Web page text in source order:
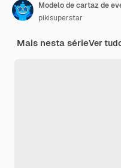
Modelo de cartaz de
pikisuperstar
Mais nesta sérieVer